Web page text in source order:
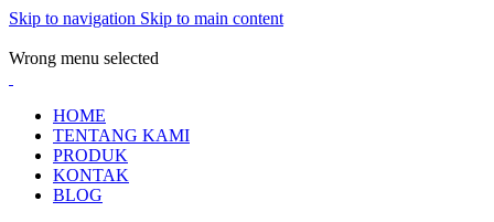
Skip to navigation Skip to main content
Wrong menu selected
HOME
TENTANG KAMI
PRODUK
KONTAK
BLOG